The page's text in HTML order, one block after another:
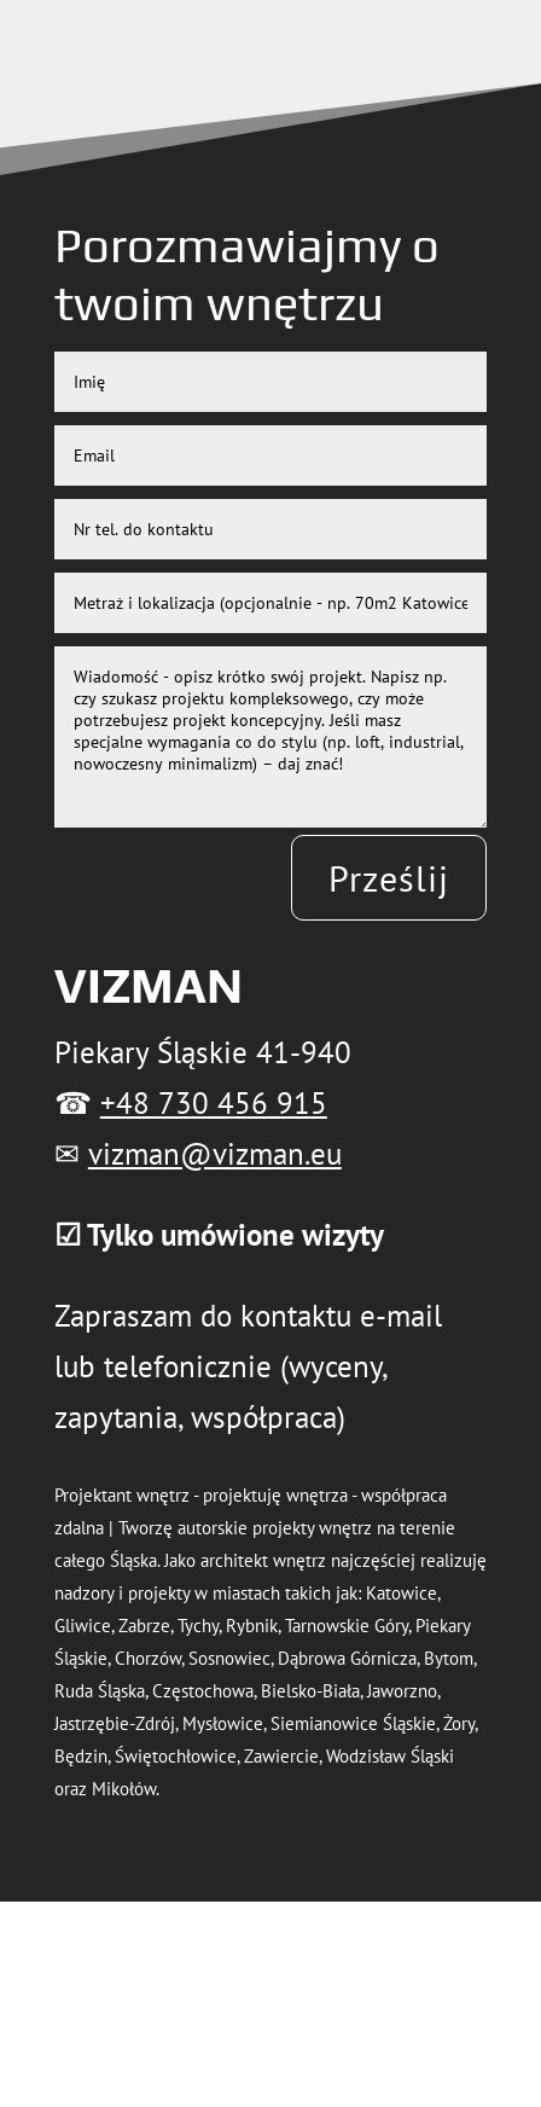
Porozmawiajmy o
twoim wnętrzu
Prześlij
VIZMAN
Piekary Śląskie 41-940
☎ +48 730 456 915
✉ vizman@vizman.eu
☑ Tylko umówione wizyty
Zapraszam do kontaktu e-mail
lub telefonicznie (wyceny,
zapytania, współpraca)
Projektant wnętrz - projektuję wnętrza - współpraca
zdalna | Tworzę autorskie projekty wnętrz na terenie
całego Śląska. Jako architekt wnętrz najczęściej realizuję
nadzory i projekty w miastach takich jak: Katowice,
Gliwice, Zabrze, Tychy, Rybnik, Tarnowskie Góry, Piekary
Śląskie, Chorzów, Sosnowiec, Dąbrowa Górnicza, Bytom,
Ruda Śląska, Częstochowa, Bielsko-Biała, Jaworzno,
Jastrzębie-Zdrój, Mysłowice, Siemianowice Śląskie, Żory,
Będzin, Świętochłowice, Zawiercie, Wodzisław Śląski
oraz Mikołów.